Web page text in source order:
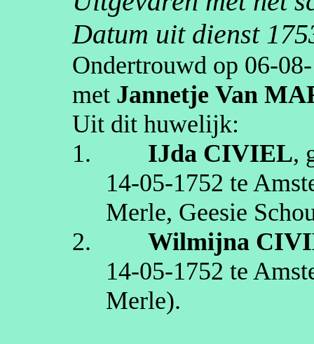
Datum uit dienst
Ondertrouwd op
met Jannetje Van
Uit dit huwelijk:
1.
IJda CIVIEL,
14‑05‑1752 te
Merle, Geesie
2.
Wilmijna
14‑05‑1752 te
Merle).